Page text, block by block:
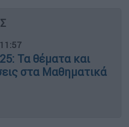
Τα θέματα και
στα Μαθηματικά